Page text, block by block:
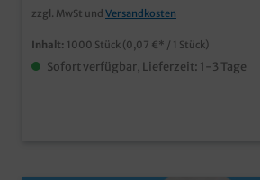
zzgl. MwSt und Versandkosten
Inhalt: 1000 Stück (0,07 €* / 1 Stück)
Sofort verfügbar, Lieferzeit: 1-3 Tage